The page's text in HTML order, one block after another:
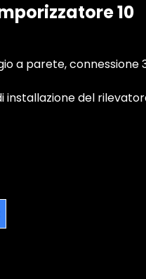
10
a parete, connessione
installazione del